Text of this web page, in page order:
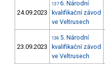
24.09.2023
137 6. Národní
kvalifikační závod
ve Veltrusech
23.09.2023
136 5. Národní
kvalifikační závod
ve Veltrusech